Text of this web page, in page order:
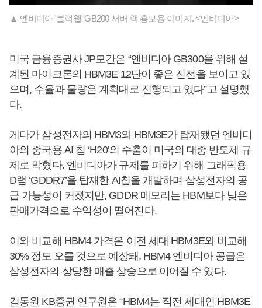
▲ 엔비디아 '블랙웰' GB200 서버 랙 홍보용 이미지. <엔비디아>
미국 금융증권사 JP모간은 “엔비디아 GB300을 위해 설
계된 마이크론의 HBM3E 12단이 좋은 진전을 보이고 있
으며, 수율과 물량은 계획대로 진행되고 있다”고 설명했
다.
게다가 삼성전자의 HBM3와 HBM3E가 탑재됐던 엔비디
아의 중국용 AI 칩 ‘H20’의 수출이 미국의 대중 반도체 규
제로 막혔다. 엔비디아가 규제를 피하기 위해 그래픽용
D램 ‘GDDR7’을 탑재한 AI칩을 개발하며 삼성전자의 공
급 가능성이 커졌지만, GDDR 메모리는 HBM보다 낮은
판매가격으로 수익성이 떨어진다.
이와 비교해 HBM4 가격은 이전 세대 HBM3E와 비교해
30% 정도 오를 것으로 예상돼, HBM4 엔비디아 공급은
삼성전자의 상당한 매출 상승으로 이어질 수 있다.
김동원 KB증권 연구원은 “HBM4는 직전 세대인 HBM3E